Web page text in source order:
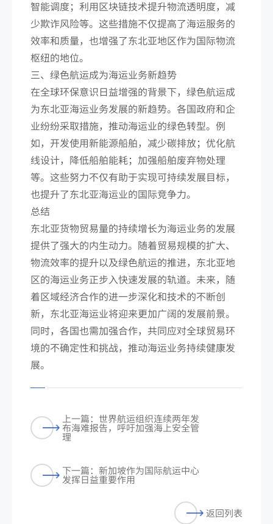
智能调度；利用区块链技术提升物流透明度，减
少欺诈风险等。这些措施不仅提高了海运服务的
效率和质量，也增强了东北亚地区作为国际物流
枢纽的地位。
三、绿色航运成为海运业务新趋势
在全球环保意识日益增强的背景下，绿色航运成
为东北亚海运业务发展的新趋势。各国政府和企
业纷纷采取措施，推动海运业的绿色转型。例
如，开发使用新能源船舶，减少碳排放；优化航
线设计，降低船舶能耗；加强船舶废弃物处理
等。这些努力不仅有助于实现可持续发展目标，
也提升了东北亚海运业的国际竞争力。
总结
东北亚货物贸易量的持续增长为海运业务的发展
提供了强大的内生动力。随着贸易规模的扩大、
物流效率的提升以及绿色航运的推进，东北亚地
区的海运业务正步入快速发展的轨道。未来，随
着区域经济合作的进一步深化和技术的不断创
新，东北亚海运业将迎来更加广阔的发展前景。
同时，各国也需加强合作，共同应对全球贸易环
境的不确定性和挑战，推动海运业务持续健康发
展。
上一篇：世界航运组织连续两年发
布海难报告，呼吁加强海上安全管
理
下一篇：新加坡作为国际航运中心
发挥日益重要作用
返回列表